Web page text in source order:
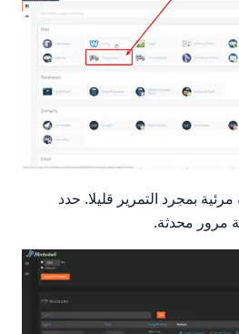
مرئية بمجرد التمرير قليلا. حدد
مرور محدثة.